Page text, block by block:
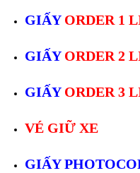
GIẤY ORDER 1
GIẤY ORDER 2
GIẤYORDER 3
VÉ GIỮ XE
GIẤY